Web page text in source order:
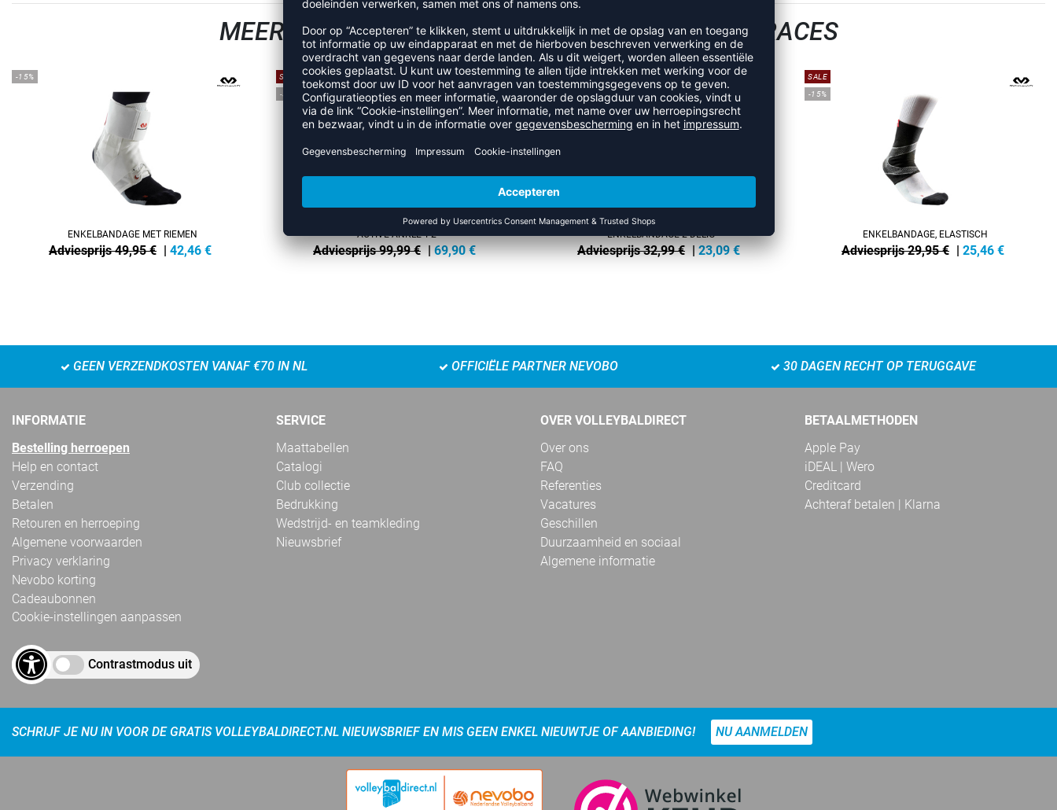
MEER UIT DE CATEGORIE ENKELBANDAGES & -BRACES
-15%
ENKELBANDAGE MET RIEMEN
Adviesprijs 49,95 € 42,46 €
SALE
-30%
ACTIVE ANKLE T-2
Adviesprijs 99,99 € |69,90 €
SALE
-30%
ENKELBANDAGE 2-DELIG
Adviesprijs 32,99 € |23,09 €
SALE
-15%
ENKELBANDAGE, ELASTISCH
Adviesprijs 29,95 € 25,46 €
GEEN VERZENDKOSTEN VANAF €70 IN NL OFFICIËLE PARTNER NEVOBO 30 DAGEN RECHT OP TERUGGAVE
INFORMATIE
Bestelling herroepen
Help en contact
Verzending
Betalen
Retouren en herroeping
Algemene voorwaarden
Privacy verklaring
Nevobo korting
Cadeaubonnen
Cookie-instellingen aanpassen
Contrastmodus uit
SERVICE
Maattabellen
Catalogi
Club collectie
Bedrukking
Wedstrijd- en teamkleding
Nieuwsbrief
OVER VOLLEYBALDIRECT
Over ons
FAQ
Referenties
Vacatures
Geschillen
Duurzaamheid en sociaal
Algemene informatie
BETAALMETHODEN
Apple Pay
iDEAL | Wero
Creditcard
Achteraf betalen | Klarna
SCHRIJF JE NU IN VOOR DE GRATIS VOLLEYBALDIRECT.NL NIEUWSBRIEF EN MIS GEEN ENKEL NIEUWTJE OF AANBIEDING! NU AANMELDEN